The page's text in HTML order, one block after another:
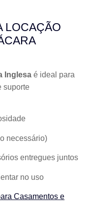
LOCAÇÃO
Inglesa é ideal para
suporte
necessário)
entregues juntos
no uso
Casamentos e